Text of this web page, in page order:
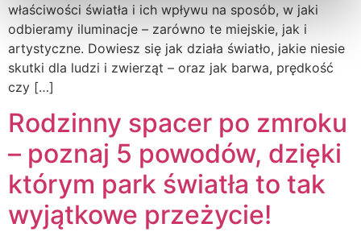
właściwości światła i ich wpływu na sposób, w jaki
odbieramy iluminacje – zarówno te miejskie, jak i
artystyczne. Dowiesz się jak działa światło, jakie niesie
skutki dla ludzi i zwierząt – oraz jak barwa, prędkość
czy […]
Rodzinny spacer po zmroku
– poznaj 5 powodów, dzięki
którym park światła to tak
wyjątkowe przeżycie!